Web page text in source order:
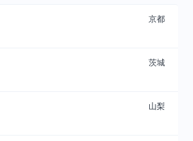
京都
茨城
山梨